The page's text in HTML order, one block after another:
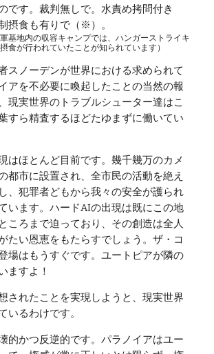
です。裁判無しで。水責め拷問付き
摂食も有りで（※）。
基地内の収容キャンプでは、ハンガーストライキ
食が行われていたことが知られています）
スノーデンが世界における求められて
アを不必要に喚起したことの当然の報
現実世界のトラブルシューター達はこ
すら精査するほどたゆまずに働いてい
はほとんど目前です。幾千幾万のカメ
都市に設置され、全市民の活動を絶え
、犯罪者どもから我々の安全が護られ
います。ハードAIの出現は既にこの地
ころまで迫っており、その創造は全人
たい恩恵をもたらすでしょう。ザ・コ
場はもうすぐです。ユートピアが隣の
ますよ！
されたことを実現しようと、現実世界
いるわけです。
的かつ反逆的です。パラノイアはユー